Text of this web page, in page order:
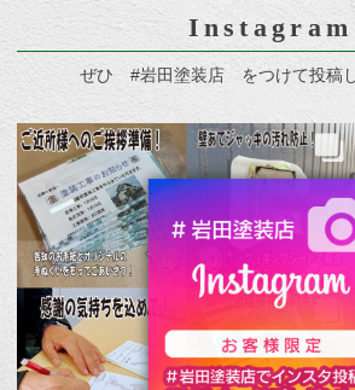
Instagram
ぜひ #岩田塗装店 をつけて投稿し